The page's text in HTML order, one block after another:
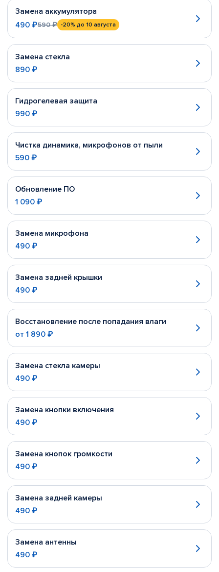
Замена аккумулятора
490 ₽590 ₽ -20% до 10 августа
Замена стекла
890 ₽
Гидрогелевая защита
990 ₽
Чистка динамика, микрофонов от пыли
590 ₽
Обновление ПО
1 090 ₽
Замена микрофона
490 ₽
Замена задней крышки
490 ₽
Восстановление после попадания влаги
от 1 890 ₽
Замена стекла камеры
490 ₽
Замена кнопки включения
490 ₽
Замена кнопок громкости
490 ₽
Замена задней камеры
490 ₽
Замена антенны
490 ₽